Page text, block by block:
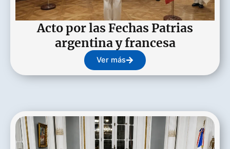
Acto por las Fechas Patrias
argentina y francesa
Ver más